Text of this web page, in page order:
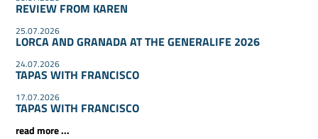
REVIEW FROM KAREN
25.07.2026
LORCA AND GRANADA AT THE GENERALIFE 2026
24.07.2026
TAPAS WITH FRANCISCO
17.07.2026
TAPAS WITH FRANCISCO
read more ...